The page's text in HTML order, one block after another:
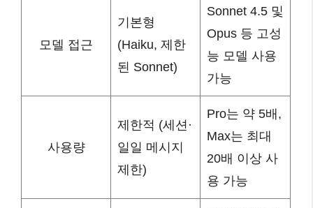
모델 접근
기본형
(Haiku, 제한
된 Sonnet)
Sonnet 4.5 및
Opus 등 고성
능 모델 사용
가능
사용량
제한적 (세션·
일일 메시지
제한)
Pro는 약 5배,
Max는 최대
20배 이상 사
용 가능